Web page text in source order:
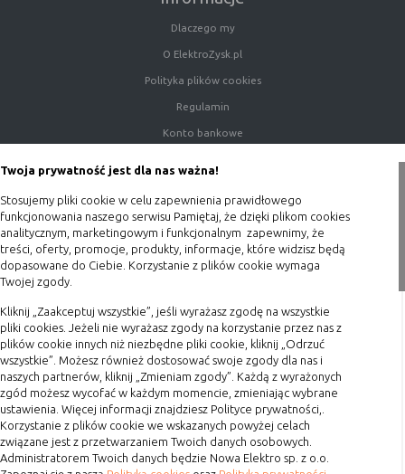
Twoja prywatność jest dla nas ważna!
Stosujemy pliki cookie w celu zapewnienia prawidłowego
funkcjonowania naszego serwisu Pamiętaj, że dzięki plikom cookies
analitycznym, marketingowym i funkcjonalnym zapewnimy, że
treści, oferty, promocje, produkty, informacje, które widzisz będą
dopasowane do Ciebie. Korzystanie z plików cookie wymaga
Twojej zgody.
Kliknij „Zaakceptuj wszystkie”, jeśli wyrażasz zgodę na wszystkie
pliki cookies. Jeżeli nie wyrażasz zgody na korzystanie przez nas z
plików cookie innych niż niezbędne pliki cookie, kliknij „Odrzuć
wszystkie”. Możesz również dostosować swoje zgody dla nas i
naszych partnerów, kliknij „Zmieniam zgody”. Każdą z wyrażonych
zgód możesz wycofać w każdym momencie, zmieniając wybrane
ustawienia. Więcej informacji znajdziesz Polityce prywatności,.
Korzystanie z plików cookie we wskazanych powyżej celach
związane jest z przetwarzaniem Twoich danych osobowych.
Administratorem Twoich danych będzie Nowa Elektro sp. z o.o.
informacji pozwalających zidentyfikować
Czy pliki „cookies” zawierają dane osobowe
mogą być zbierane wyłącznie w celu wykonywania
zaszyfrowane w sposób uniemożliwiający dostęp do nich
osobom nieuprawnionym.
Usuwanie plików „cookies”
Standardowo oprogramowanie służące do przeglądania
stron internetowych domyślnie dopuszcza umieszczanie
plików „cookies” na urządzeniu końcowym. Ustawienia te
mogą zostać zmienione w taki sposób, aby blokować
automatyczną obsługę plików „cookies” w ustawieniach
przeglądarki internetowej bądź informować o ich
każdorazowym przesłaniu na urządzenie użytkownika.
Szczegółowe informacje o możliwości i sposobach obsługi
plików „cookies” dostępne są w ustawieniach
oprogramowania (przeglądarki internetowej).
Ograniczenie stosowania plików „cookies”, może wpłynąć
na niektóre funkcjonalności dostępne na stronie
Dlaczego my
O ElektroZysk.pl
Polityka plików cookies
Regulamin
Konto bankowe
Blog
Zakupy
Terminy realizacji
Koszty przesyłki
Dostawa
Reklamacje
Zwrot towaru
Kontakt